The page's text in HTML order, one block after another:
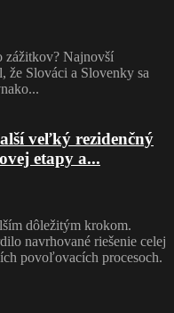
zážitkov? Najnovší
že Slováci a Slovenky sa
veľký rezidenčný
etapy a...
dôležitým krokom.
navrhované riešenie celej
povoľovacích procesoch.